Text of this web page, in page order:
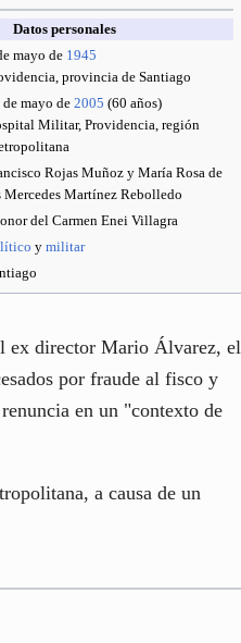
Datos personales
mayo de 1945
provincia de Santiago
de mayo de2005 (60 años)
Militar, Providencia, región
Rojas Muñoz y María Rosa de
Mercedes Martínez Rebolledo
del Carmen Enei Villagra
ymilitar
ex director Mario Álvarez, el
por fraude al fisco y
en un "contexto de
a causa de un